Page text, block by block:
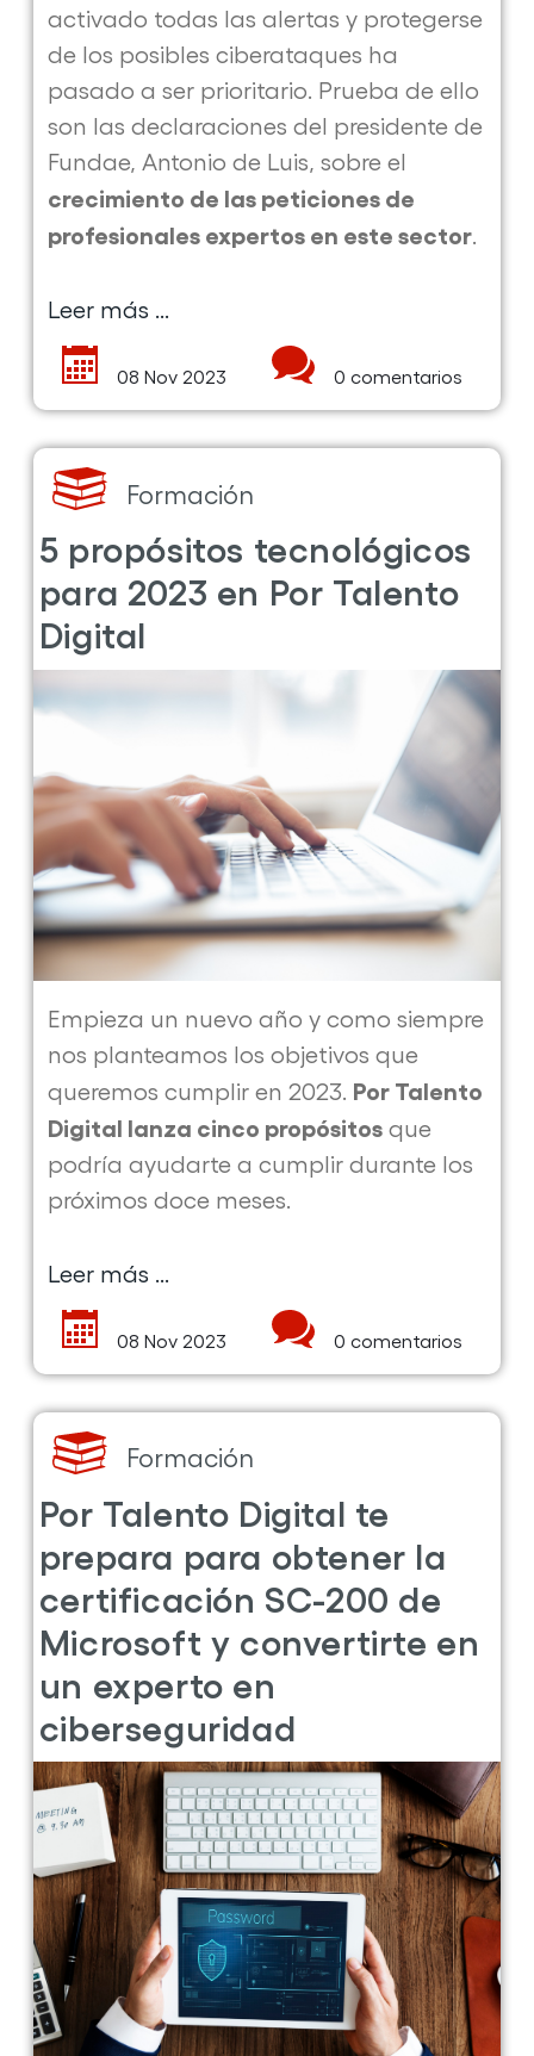
activado todas las alertas y protegerse
de los posibles ciberataques ha
pasado a ser prioritario. Prueba de ello
son las declaraciones del presidente de
Fundae, Antonio de Luis, sobre el
crecimiento de las peticiones de
profesionales expertos en este sector.
Leer más ...
publicación
Por
Talento
Digital
la
formación
ciberseguridad
auge
de
empleo
en
el
sector
08 Nov 2023 0 comentarios
Formación
5 propósitos tecnológicos
para 2023 en Por Talento
Digital
Empieza un nuevo año y como siempre
nos planteamos los objetivos que
queremos cumplir en 2023. Por Talento
Digital lanza cinco propósitosque
podría ayudarte a cumplir durante los
próximos doce meses.
Leer más ...
publicación
5
propósitos
tecnológicos
2023
en
Por
Talento
Digital
08 Nov 2023 0 comentarios
Formación
Por Talento Digital te
prepara para obtener la
certificación SC-200 de
Microsoft y convertirte en
un experto en
ciberseguridad